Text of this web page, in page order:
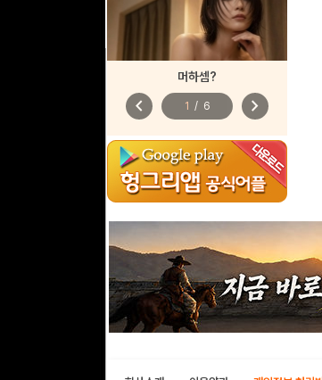
머하셈?
chevron_left 1 / 6 chevron_right